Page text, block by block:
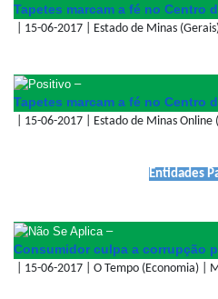
Tapetes marcam a fé no Centro
| 15-06-2017 | Estado de Minas
–
Tapetes marcam a fé no Centro
| 15-06-2017 | Estado de Minas Online
Entidades
–
Consumidor culpa a corrupção
| 15-06-2017 | O Tempo (Economia) |